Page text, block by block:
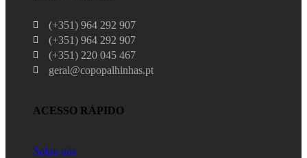
(+351) 964 292 907
(+351) 964 292 907
(+351) 220 045 467
geral@copopalhinhas.pt
ACESSO RÁPIDO
Sobre nós